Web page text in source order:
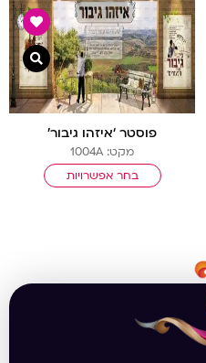
מהירה
פוסטר ‘איזהו גיבור’
מקט: 1004A
בחר אפשרויות